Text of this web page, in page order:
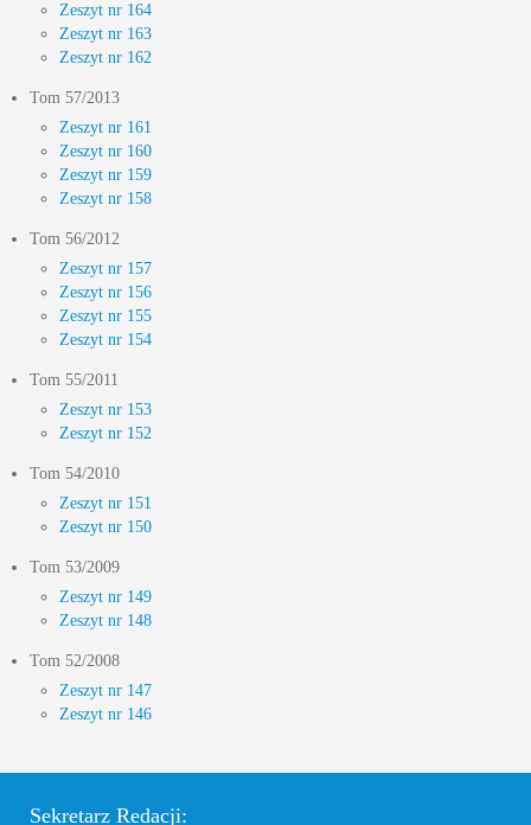
Zeszyt nr 164
Zeszyt nr 163
Zeszyt nr 162
Tom 57/2013
Zeszyt nr 161
Zeszyt nr 160
Zeszyt nr 159
Zeszyt nr 158
Tom 56/2012
Zeszyt nr 157
Zeszyt nr 156
Zeszyt nr 155
Zeszyt nr 154
Tom 55/2011
Zeszyt nr 153
Zeszyt nr 152
Tom 54/2010
Zeszyt nr 151
Zeszyt nr 150
Tom 53/2009
Zeszyt nr 149
Zeszyt nr 148
Tom 52/2008
Zeszyt nr 147
Zeszyt nr 146
Sekretarz Redacji: